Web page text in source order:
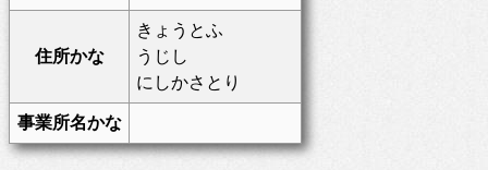
住所かな
きょうとふ
うじし
にしかさとり
事業所名かな